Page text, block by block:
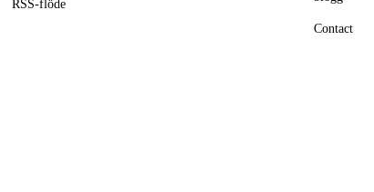
RSS-flöde
Contact